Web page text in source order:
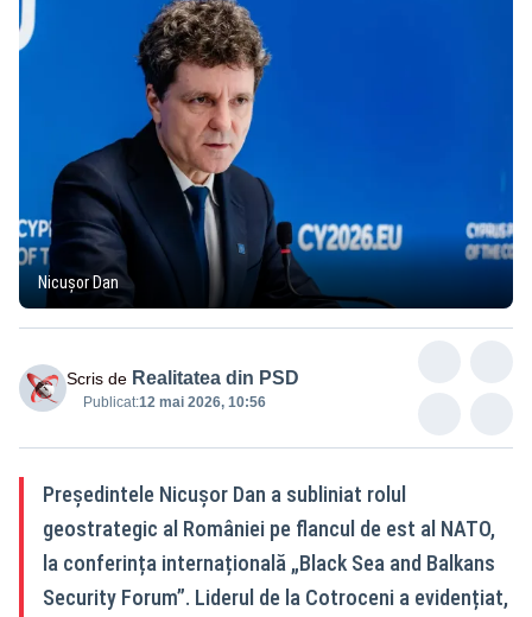
Nicușor Dan
Scris de Realitatea din PSD
Publicat:12 mai 2026, 10:56
Președintele Nicușor Dan a subliniat rolul
geostrategic al României pe flancul de est al NATO,
la conferința internațională „Black Sea and Balkans
Security Forum”. Liderul de la Cotroceni a evidențiat,